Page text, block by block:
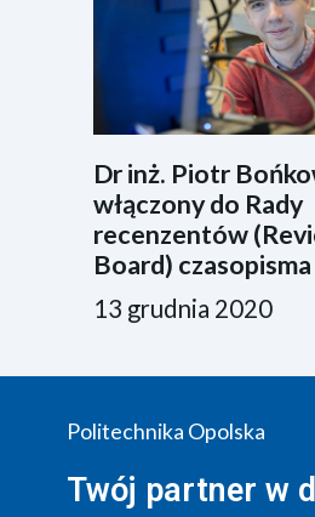
Dr inż. Piotr
włączony do Rady
recenzentów
Board)
13 grudnia 2020
Politechnika Opolska
Twój partner w